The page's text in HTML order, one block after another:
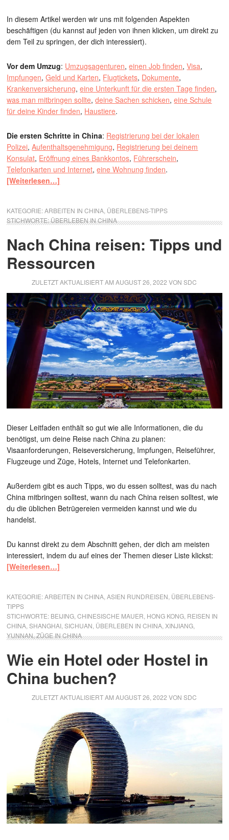
In diesem Artikel werden wir uns mit folgenden Aspekten
beschäftigen (du kannst auf jeden von ihnen klicken, um direkt zu
dem Teil zu springen, der dich interessiert).
Vor dem Umzug: Umzugsagenturen,einen Job finden,Visa,
Impfungen,Geld und Karten, Flugtickets, Dokumente,
Krankenversicherung,eine Unterkunft für die ersten Tage finden,
was man mitbringen sollte,deine Sachen schicken,eine Schule
für deine Kinder finden, Haustiere.
Die ersten Schritte in China: Registrierung bei der lokalen
Polizei,Aufenthaltsgenehmigung, Registrierung bei deinem
Konsulat, Eröffnung eines Bankkontos, Führerschein,
Telefonkarten und Internet,eine Wohnung finden.
[Weiterlesen…]
KATEGORIE:ARBEITEN IN CHINA ÜBERLEBENS-TIPPS
STICHWORTE:ÜBERLEBEN IN CHINA
Nach China reisen: Tipps und
Ressourcen
ZULETZT AKTUALISIERT AMAUGUST 26, 2022 VONSDC
Dieser Leitfaden enthält so gut wie alle Informationen, die du
benötigst, um deine Reise nach China zu planen:
Visaanforderungen, Reiseversicherung, Impfungen, Reiseführer,
Flugzeuge und Züge, Hotels, Internet und Telefonkarten.
Außerdem gibt es auch Tipps, wo du essen solltest, was du nach
China mitbringen solltest, wann du nach China reisen solltest, wie
du die üblichen Betrügereien vermeiden kannst und wie du
handelst.
Du kannst direkt zu dem Abschnitt gehen, der dich am meisten
interessiert, indem du auf eines der Themen dieser Liste klickst:
[Weiterlesen…]
KATEGORIE:ARBEITEN IN CHINA ,ASIEN RUNDREISEN ÜBERLEBENS-
TIPPS
STICHWORTE: BEIJING ,CHINESISCHE MAUER HONG KONG REISEN IN
CHINA ,SHANGHAI ,SICHUAN ÜBERLEBEN IN CHINA XINJIANG
YUNNAN,ZÜGE IN CHINA
Wie ein Hotel oder Hostel in
China buchen?
ZULETZT AKTUALISIERT AMAUGUST 26, 2022 VONSDC